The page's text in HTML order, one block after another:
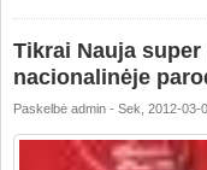
Tikrai Nauja
nacionalinėje
Paskelbė admin - Sek, 2012-03-